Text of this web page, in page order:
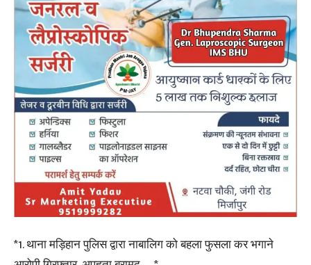
*1. थाना मड़िहान पुलिस द्वारा नाबालिग को बहला फुसला कर भगाने